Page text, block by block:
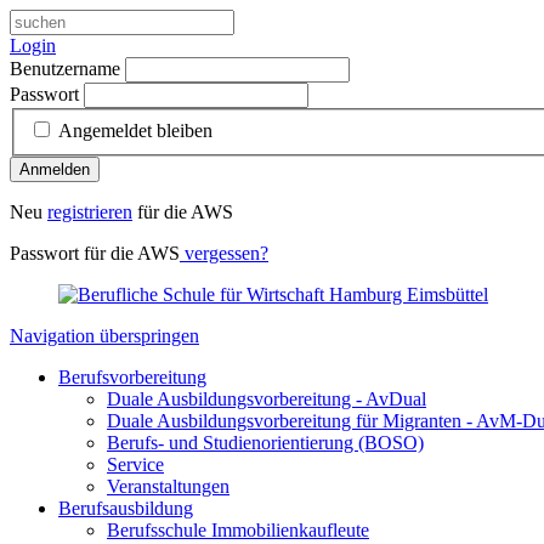
Login
Benutzername
Passwort
Angemeldet bleiben
Anmelden
Neu registrieren für die AWS
Passwort für die AWS vergessen?
Navigation überspringen
Berufsvorbereitung
Duale Ausbildungsvorbereitung - AvDual
Duale Ausbildungsvorbereitung für Migranten - AvM-
Berufs- und Studienorientierung (BOSO)
Service
Veranstaltungen
Berufsausbildung
Berufsschule Immobilienkaufleute